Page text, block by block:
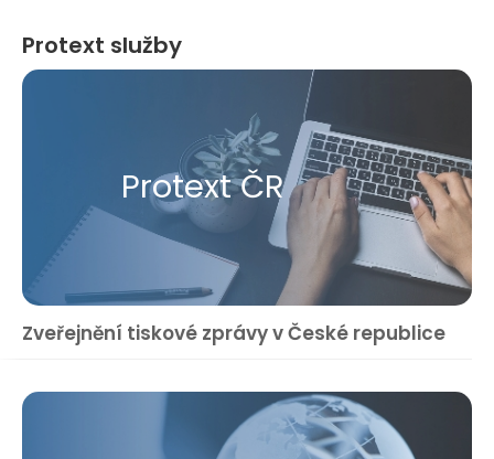
Protext služby
Protext ČR
Zveřejnění tiskové zprávy v České republice